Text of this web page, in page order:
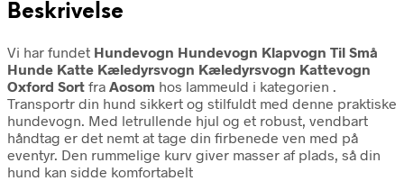
Beskrivelse
Vi har fundet Hundevogn Hundevogn Klapvogn Til Små
Hunde Katte Kæledyrsvogn Kæledyrsvogn Kattevogn
Oxford Sort fra Aosom hos lammeuld i kategorien .
Transportr din hund sikkert og stilfuldt med denne praktiske
hundevogn. Med letrullende hjul og et robust, vendbart
håndtag er det nemt at tage din firbenede ven med på
eventyr. Den rummelige kurv giver masser af plads, så din
hund kan sidde komfortabelt